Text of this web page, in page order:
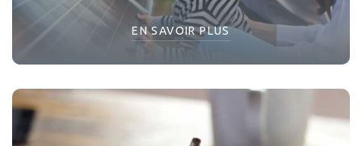
EN SAVOIR PLUS